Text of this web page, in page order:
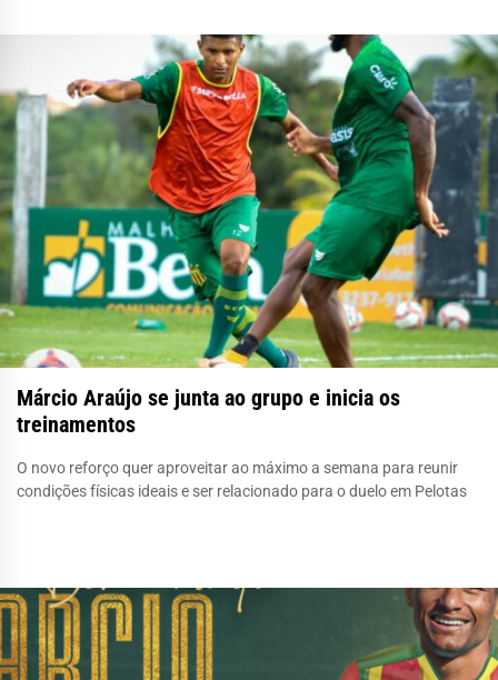
Márcio Araújo se junta ao grupo e inicia os
treinamentos
O novo reforço quer aproveitar ao máximo a semana para reunir
condições físicas ideais e ser relacionado para o duelo em Pelotas